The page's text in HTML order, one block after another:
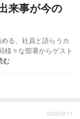
来事が今の
る、社員と語らうカ
様々な部署からゲスト
む
2025/09/11